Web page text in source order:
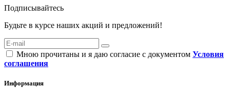
Подписывайтесь
Будьте в курсе наших акций и предложений!
Мною прочитаны и я даю согласие с документом Условия
соглашения
Информация